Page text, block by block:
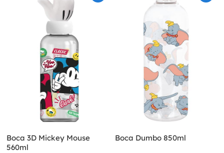
Boca 3D Mickey Mouse
560ml
Boca Dumbo 850ml